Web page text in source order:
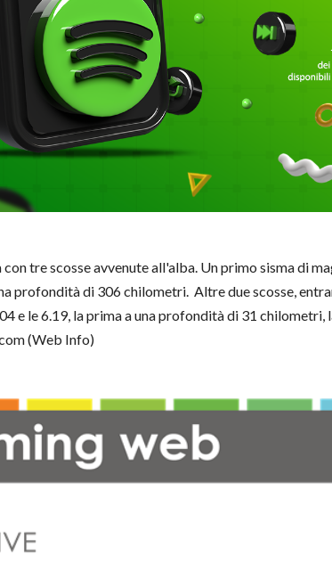
con tre scosse avvenute all'alba. Un primo sisma di
profondità di 306 chilometri. Altre due scosse,
e le 6.19, la prima a una profondità di 31 chilometri,
(Web Info)